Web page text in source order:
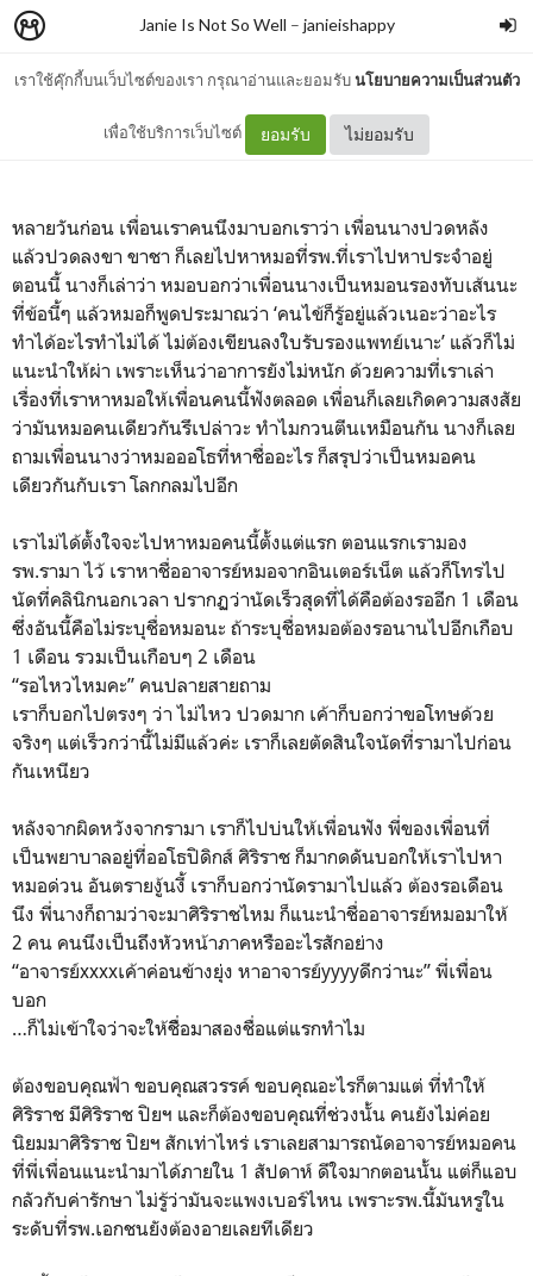
เราใช้คุ๊กกี้บนเว็บไซต์ของเรา กรุณาอ่านและยอมรับนโยบายความเป็นส่วนตัว
เพื่อใช้บริการเว็บไซต์ ยอมรับ ไม่ยอมรับ
Janie Is Not So Well – janieishappy
คุณหมอออโธผู้น่ารัก
หลายวันก่อน เพื่อนเราคนนึงมาบอกเราว่า เพื่อนนางปวดหลัง
แล้วปวดลงขา ขาชา ก็เลยไปหาหมอที่รพ.ที่เราไปหาประจำอยู่
ตอนนี้ นางก็เล่าว่า หมอบอกว่าเพื่อนนางเป็นหมอนรองทับเส้นนะ
ที่ข้อนี้ๆ แล้วหมอก็พูดประมาณว่า ‘คนไข้ก็รู้อยู่แล้วเนอะว่าอะไร
ทำได้อะไรทำไม่ได้ ไม่ต้องเขียนลงใบรับรองแพทย์เนาะ’ แล้วก็ไม่
แนะนำให้ผ่า เพราะเห็นว่าอาการยังไม่หนัก ด้วยความที่เราเล่า
เรื่องที่เราหาหมอให้เพื่อนคนนี้ฟังตลอด เพื่อนก็เลยเกิดความสงสัย
ว่ามันหมอคนเดียวกันรึเปล่าวะ ทำไมกวนตีนเหมือนกัน นางก็เลย
ถามเพื่อนนางว่าหมอออโธที่หาชื่ออะไร ก็สรุปว่าเป็นหมอคน
เดียวกันกับเรา โลกกลมไปอีก
เราไม่ได้ตั้งใจจะไปหาหมอคนนี้ตั้งแต่แรก ตอนแรกเรามอง
รพ.รามา ไว้ เราหาชื่ออาจารย์หมอจากอินเตอร์เน็ต แล้วก็โทรไป
นัดที่คลินิกนอกเวลา ปรากฏว่านัดเร็วสุดที่ได้คือต้องรออีก 1 เดือน
ซึ่งอันนี้คือไม่ระบุชื่อหมอนะ ถ้าระบุชื่อหมอต้องรอนานไปอีกเกือบ
1 เดือน รวมเป็นเกือบๆ 2 เดือน
“รอไหวไหมคะ” คนปลายสายถาม
เราก็บอกไปตรงๆ ว่า ไม่ไหว ปวดมาก เค้าก็บอกว่าขอโทษด้วย
จริงๆ แต่เร็วกว่านี้ไม่มีแล้วค่ะ เราก็เลยตัดสินใจนัดที่รามาไปก่อน
กันเหนียว
หลังจากผิดหวังจากรามา เราก็ไปบ่นให้เพื่อนฟัง พี่ของเพื่อนที่
เป็นพยาบาลอยู่ที่ออโธปิดิกส์ ศิริราช ก็มากดดันบอกให้เราไปหา
หมอด่วน อันตรายงู้นงี้ เราก็บอกว่านัดรามาไปแล้ว ต้องรอเดือน
นึง พี่นางก็ถามว่าจะมาศิริราชไหม ก็แนะนำชื่ออาจารย์หมอมาให้
2 คน คนนึงเป็นถึงหัวหน้าภาคหรืออะไรสักอย่าง
“อาจารย์xxxxเค้าค่อนข้างยุ่ง หาอาจารย์yyyyดีกว่านะ” พี่เพื่อน
บอก
…ก็ไม่เข้าใจว่าจะให้ชื่ิอมาสองชื่อแต่แรกทำไม
ต้องขอบคุณฟ้า ขอบคุณสวรรค์ ขอบคุณอะไรก็ตามแต่ ที่ทำให้
ศิริราช มีศิริราช ปิยฯ และก็ต้องขอบคุณที่ช่วงนั้น คนยังไม่ค่อย
นิยมมาศิริราช ปิยฯ สักเท่าไหร่ เราเลยสามารถนัดอาจารย์หมอคน
ที่พี่เพื่อนแนะนำมาได้ภายใน 1 สัปดาห์ ดีใจมากตอนนั้น แต่ก็แอบ
กลัวกับค่ารักษา ไม่รู้ว่ามันจะแพงเบอร์ไหน เพราะรพ.นี้มันหรูใน
ระดับที่รพ.เอกชนยังต้องอายเลยทีเดียว